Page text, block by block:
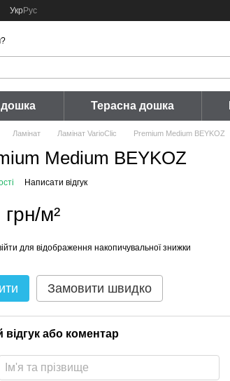
УкрРус
дошка Терасна дошка
Ламінат Ламінат VarioClic Premium Medium BEYKOZ
Medium BEYKOZ
Написати відгук
м²
для відображення накопичувальної знижки
Замовити швидко
відгук або коментар